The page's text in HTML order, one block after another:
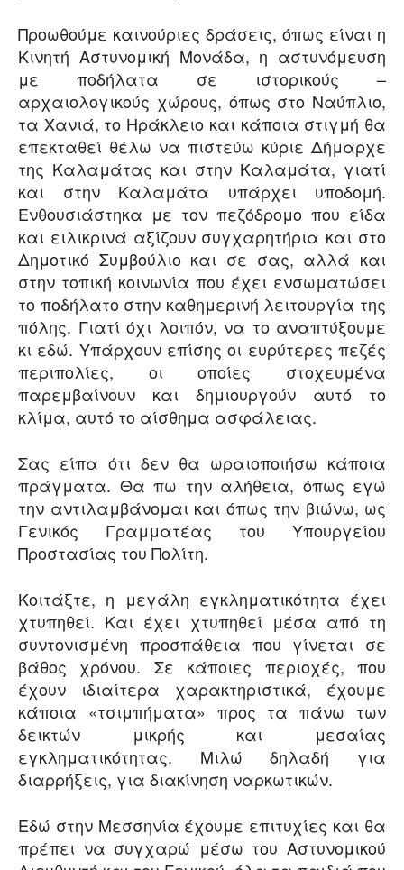
Προωθούμε καινούριες δράσεις, όπως είναι η
Κινητή Αστυνομική Μονάδα, η αστυνόμευση
με ποδήλατα σε ιστορικούς –
αρχαιολογικούς χώρους, όπως στο Ναύπλιο,
τα Χανιά, το Ηράκλειο και κάποια στιγμή θα
επεκταθεί θέλω να πιστεύω κύριε Δήμαρχε
της Καλαμάτας και στην Καλαμάτα, γιατί
και στην Καλαμάτα υπάρχει υποδομή.
Ενθουσιάστηκα με τον πεζόδρομο που είδα
και ειλικρινά αξίζουν συγχαρητήρια και στο
Δημοτικό Συμβούλιο και σε σας, αλλά και
στην τοπική κοινωνία που έχει ενσωματώσει
το ποδήλατο στην καθημερινή λειτουργία της
πόλης. Γιατί όχι λοιπόν, να το αναπτύξουμε
κι εδώ. Υπάρχουν επίσης οι ευρύτερες πεζές
περιπολίες, οι οποίες στοχευμένα
παρεμβαίνουν και δημιουργούν αυτό το
κλίμα, αυτό το αίσθημα ασφάλειας.
Σας είπα ότι δεν θα ωραιοποιήσω κάποια
πράγματα. Θα πω την αλήθεια, όπως εγώ
την αντιλαμβάνομαι και όπως την βιώνω, ως
Γενικός Γραμματέας του Υπουργείου
Προστασίας του Πολίτη.
Κοιτάξτε, η μεγάλη εγκληματικότητα έχει
χτυπηθεί. Και έχει χτυπηθεί μέσα από τη
συντονισμένη προσπάθεια που γίνεται σε
βάθος χρόνου. Σε κάποιες περιοχές, που
έχουν ιδιαίτερα χαρακτηριστικά, έχουμε
κάποια «τσιμπήματα» προς τα πάνω των
δεικτών μικρής και μεσαίας
εγκληματικότητας. Μιλώ δηλαδή για
διαρρήξεις, για διακίνηση ναρκωτικών.
Εδώ στην Μεσσηνία έχουμε επιτυχίες και θα
πρέπει να συγχαρώ μέσω του Αστυνομικού